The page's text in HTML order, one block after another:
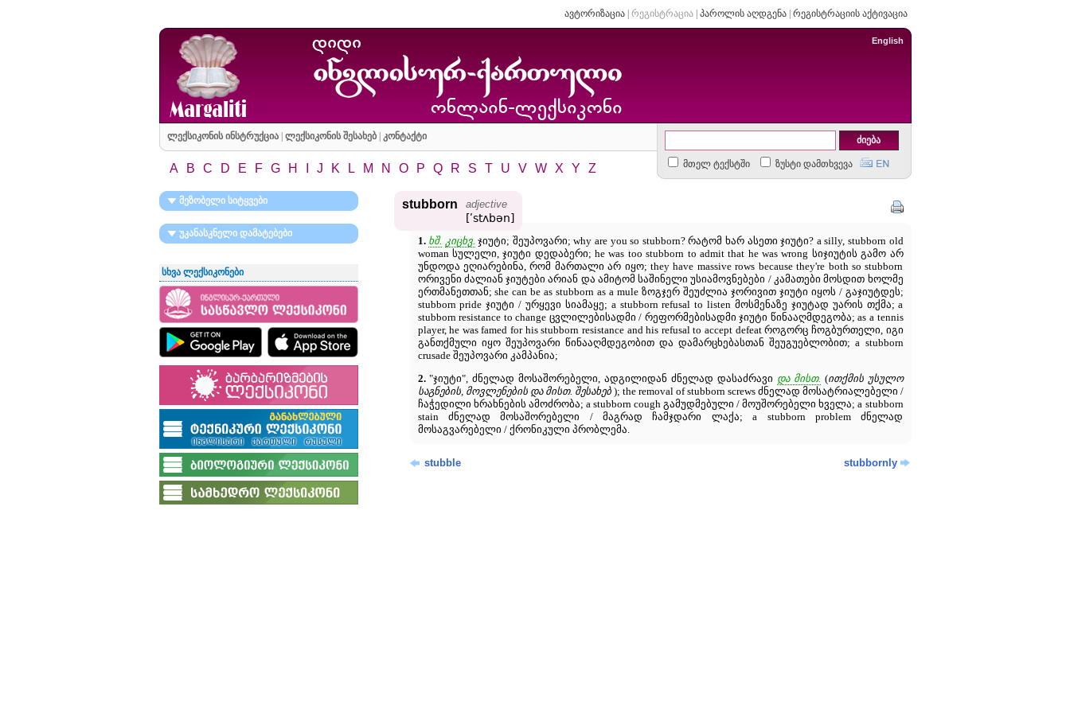
ავტორიზაცია| რეგისტრაცია| პაროლის აღდგენა| რეგისტრაციის აქტივაცია
English
ლექსიკონის ინსტრუქცია| ლექსიკონის შესახებ| კონტაქტი
მთელ ტექსტში ზუსტი დამთხვევა
A B C D E F G H J K L M N O P Q R S T U V W X Y Z
მეზობელი სიტყვები
უკანასკნელი დამატებები
სხვა ლექსიკონები
stubborn adjective
[ʹstʌbən]
1. ხშ. კიცხვ. ჯიუტი; შეუპოვარი; why are you so stubborn? რატომ ხარ ასეთი ჯიუტი? a silly, stubborn old
woman სულელი, ჯიუტი დედაბერი; he was too stubborn to admit that he was wrong სიჯიუტის გამო არ
უნდოდა ეღიარებინა, რომ მართალი არ იყო; they have massive rows because they're both so stubborn
ორივენი ძალიან ჯიუტები არიან და ამიტომ საშინელი უსიამოვნებები / კამათები მოსდით ხოლმე
ერთმანეთთან; she can be as stubborn as a mule ზოგჯერ შეუძლია ჯორივით ჯიუტი იყოს / გაჯიუტდეს;
stubborn pride ჯიუტი / ურყევი სიამაყე; a stubborn refusal to listen მოსმენაზე ჯიუტად უარის თქმა; a
stubborn resistance to change ცვლილებისადმი / რეფორმებისადმი ჯიუტი წინააღმდეგობა; as a tennis
player, he was famed for his stubborn resistance and his refusal to accept defeat როგორც ჩოგბურთელი, იგი
განთქმული იყო შეუპოვარი წინააღმდეგობით და დამარცხებასთან შეუგუებლობით; a stubborn
crusade შეუპოვარი კამპანია;
2."ჯიუტი", ძნელად მოსაშორებელი, ადგილიდან ძნელად დასაძრავი და მისთ. (ითქმის უსულო
საგნების, მოვლენების და მისთ. შესახებ ); the removal of stubborn screws ძნელად მოსატრიალებელი /
ჩაჭედილი ხრახნების ამოძრობა; a stubborn cough გამუდმებული / მოუშორებელი ხველა; a stubborn
stain ძნელად მოსაშორებელი / მაგრად ჩამჯდარი ლაქა; a stubborn problem ძნელად
მოსაგვარებელი / ქრონიკული პრობლემა.
stubble stubbornly